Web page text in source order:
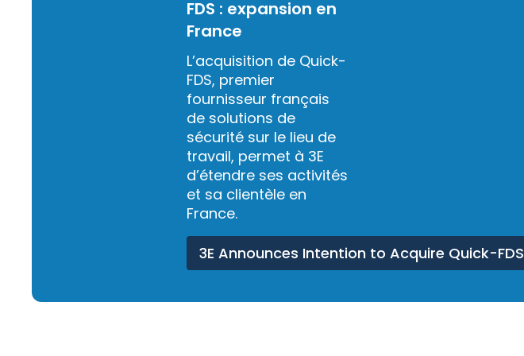
FDS : expansion en
France
L’acquisition de Quick-
FDS, premier
fournisseur français
de solutions de
sécurité sur le lieu de
travail, permet à 3E
d’étendre ses activités
et sa clientèle en
France.
3E Announces Intention to Acquire Quick-FDS